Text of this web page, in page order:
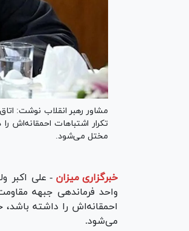
مشاور رهبر انقلاب نوشت:
تکرار اشتباهات احمقانه‌اش
مختل می‌شود.
خبرگزاری میزان - علی اکبر
واحد فرماندهی جبهه
احمقانه‌اش را داشته
می‌شود.